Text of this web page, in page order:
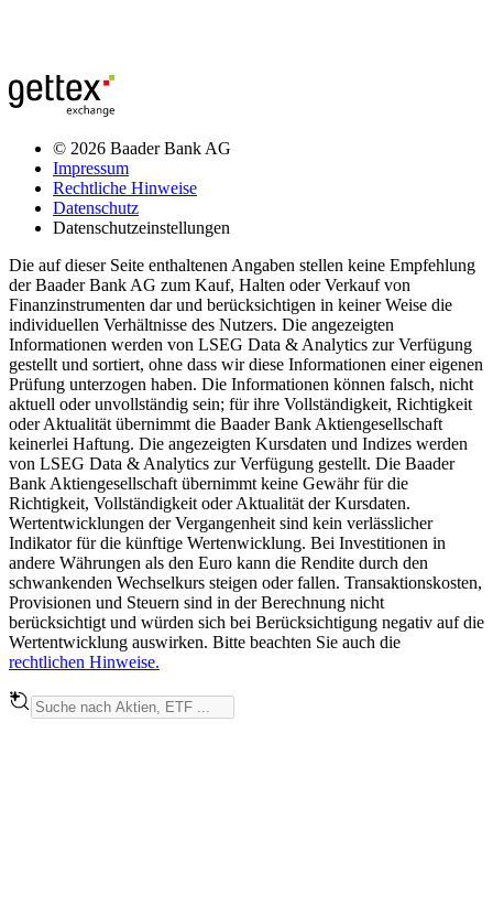
© 2026 Baader Bank AG
Impressum
Rechtliche Hinweise
Datenschutz
Datenschutzeinstellungen
Die auf dieser Seite enthaltenen Angaben stellen keine Empfehlung
der Baader Bank AG zum Kauf, Halten oder Verkauf von
Finanzinstrumenten dar und berücksichtigen in keiner Weise die
individuellen Verhältnisse des Nutzers. Die angezeigten
Informationen werden von LSEG Data & Analytics zur Verfügung
gestellt und sortiert, ohne dass wir diese Informationen einer eigenen
Prüfung unterzogen haben. Die Informationen können falsch, nicht
aktuell oder unvollständig sein; für ihre Vollständigkeit, Richtigkeit
oder Aktualität übernimmt die Baader Bank Aktiengesellschaft
keinerlei Haftung. Die angezeigten Kursdaten und Indizes werden
von LSEG Data & Analytics zur Verfügung gestellt. Die Baader
Bank Aktiengesellschaft übernimmt keine Gewähr für die
Richtigkeit, Vollständigkeit oder Aktualität der Kursdaten.
Wertentwicklungen der Vergangenheit sind kein verlässlicher
Indikator für die künftige Wertenwicklung. Bei Investitionen in
andere Währungen als den Euro kann die Rendite durch den
schwankenden Wechselkurs steigen oder fallen. Transaktionskosten,
Provisionen und Steuern sind in der Berechnung nicht
berücksichtigt und würden sich bei Berücksichtigung negativ auf die
Wertentwicklung auswirken. Bitte beachten Sie auch die
rechtlichen Hinweise.